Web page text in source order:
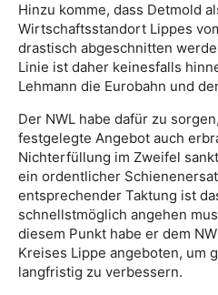
Hinzu komme, dass Detmold
Wirtschaftsstandort Lippes
drastisch abgeschnitten
Linie ist daher keinesfalls
Lehmann die Eurobahn und
Der NWL habe dafür zu
festgelegte Angebot auch
Nichterfüllung im Zweifel
ein ordentlicher
entsprechender Taktung ist
schnellstmöglich angehen
diesem Punkt habe er dem
Kreises Lippe angeboten, um
langfristig zu verbessern.